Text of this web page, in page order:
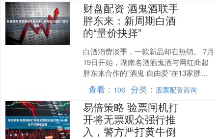
财盘配资 酒鬼酒联手
胖东来：新周期白酒
的“量价抉择”
白酒消费淡季，一款新品却在热销。 7月
19日开始，湖南名酒酒鬼酒与网红商超
胖东来合作的“酒鬼·自由爱”在13家胖东
来商超、官方小程序及抖音商城上市，
一上市就开启....
查看： 106 分类： 股票配资咨询
易倍策略 验票闸机打
开将无票观众强行推
入，警方严打黄牛倒